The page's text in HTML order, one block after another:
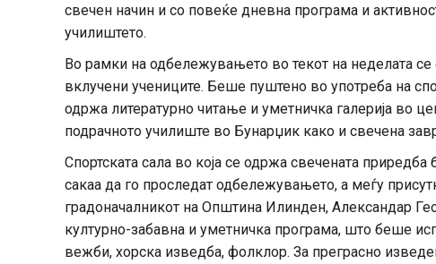
свечен начин и со повеќе дневна програма и
училиштето.
Во рамки на одбележувањето во текот на неделата
вклучени учениците. Беше пуштено во употреба на
одржа литературно читање и уметничка галерија во
подрачното училиште во Бунарџик како и свечена
Спортската сала во која се одржа свечената
сакаа да го проследат одбележувањето, а меѓу
градоначалникот на Општина Илинден, Александар
културно-забавна и уметничка програма, што беше
вежби, хорска изведба, фолклор. За преграсно